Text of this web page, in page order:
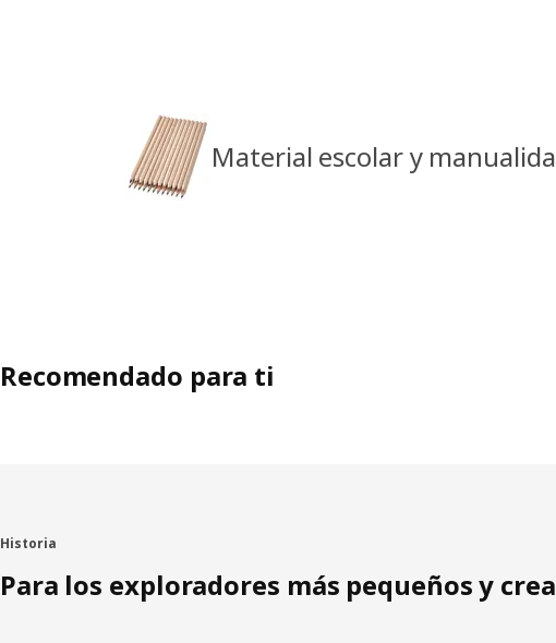
Material escolar y
Recomendado para ti
Historia
Para los exploradores más pequeños y